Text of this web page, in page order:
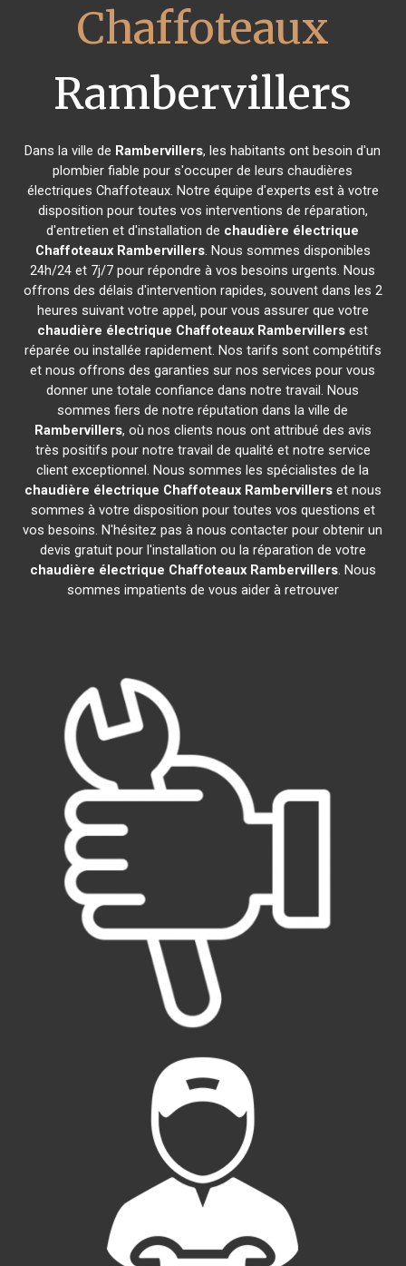
Chaffoteaux
Rambervillers
Dans la ville de Rambervillers, les habitants ont besoin d'un
plombier fiable pour s'occuper de leurs chaudières
électriques Chaffoteaux. Notre équipe d'experts est à votre
disposition pour toutes vos interventions de réparation,
d'entretien et d'installation de chaudière électrique
Chaffoteaux Rambervillers. Nous sommes disponibles
24h/24 et 7j/7 pour répondre à vos besoins urgents. Nous
offrons des délais d'intervention rapides, souvent dans les 2
heures suivant votre appel, pour vous assurer que votre
chaudière électrique Chaffoteaux Rambervillers est
réparée ou installée rapidement. Nos tarifs sont compétitifs
et nous offrons des garanties sur nos services pour vous
donner une totale confiance dans notre travail. Nous
sommes fiers de notre réputation dans la ville de
Rambervillers, où nos clients nous ont attribué des avis
très positifs pour notre travail de qualité et notre service
client exceptionnel. Nous sommes les spécialistes de la
chaudière électrique Chaffoteaux Rambervillerset nous
sommes à votre disposition pour toutes vos questions et
vos besoins. N'hésitez pas à nous contacter pour obtenir un
devis gratuit pour l'installation ou la réparation de votre
chaudière électrique Chaffoteaux Rambervillers. Nous
sommes impatients de vous aider à retrouver